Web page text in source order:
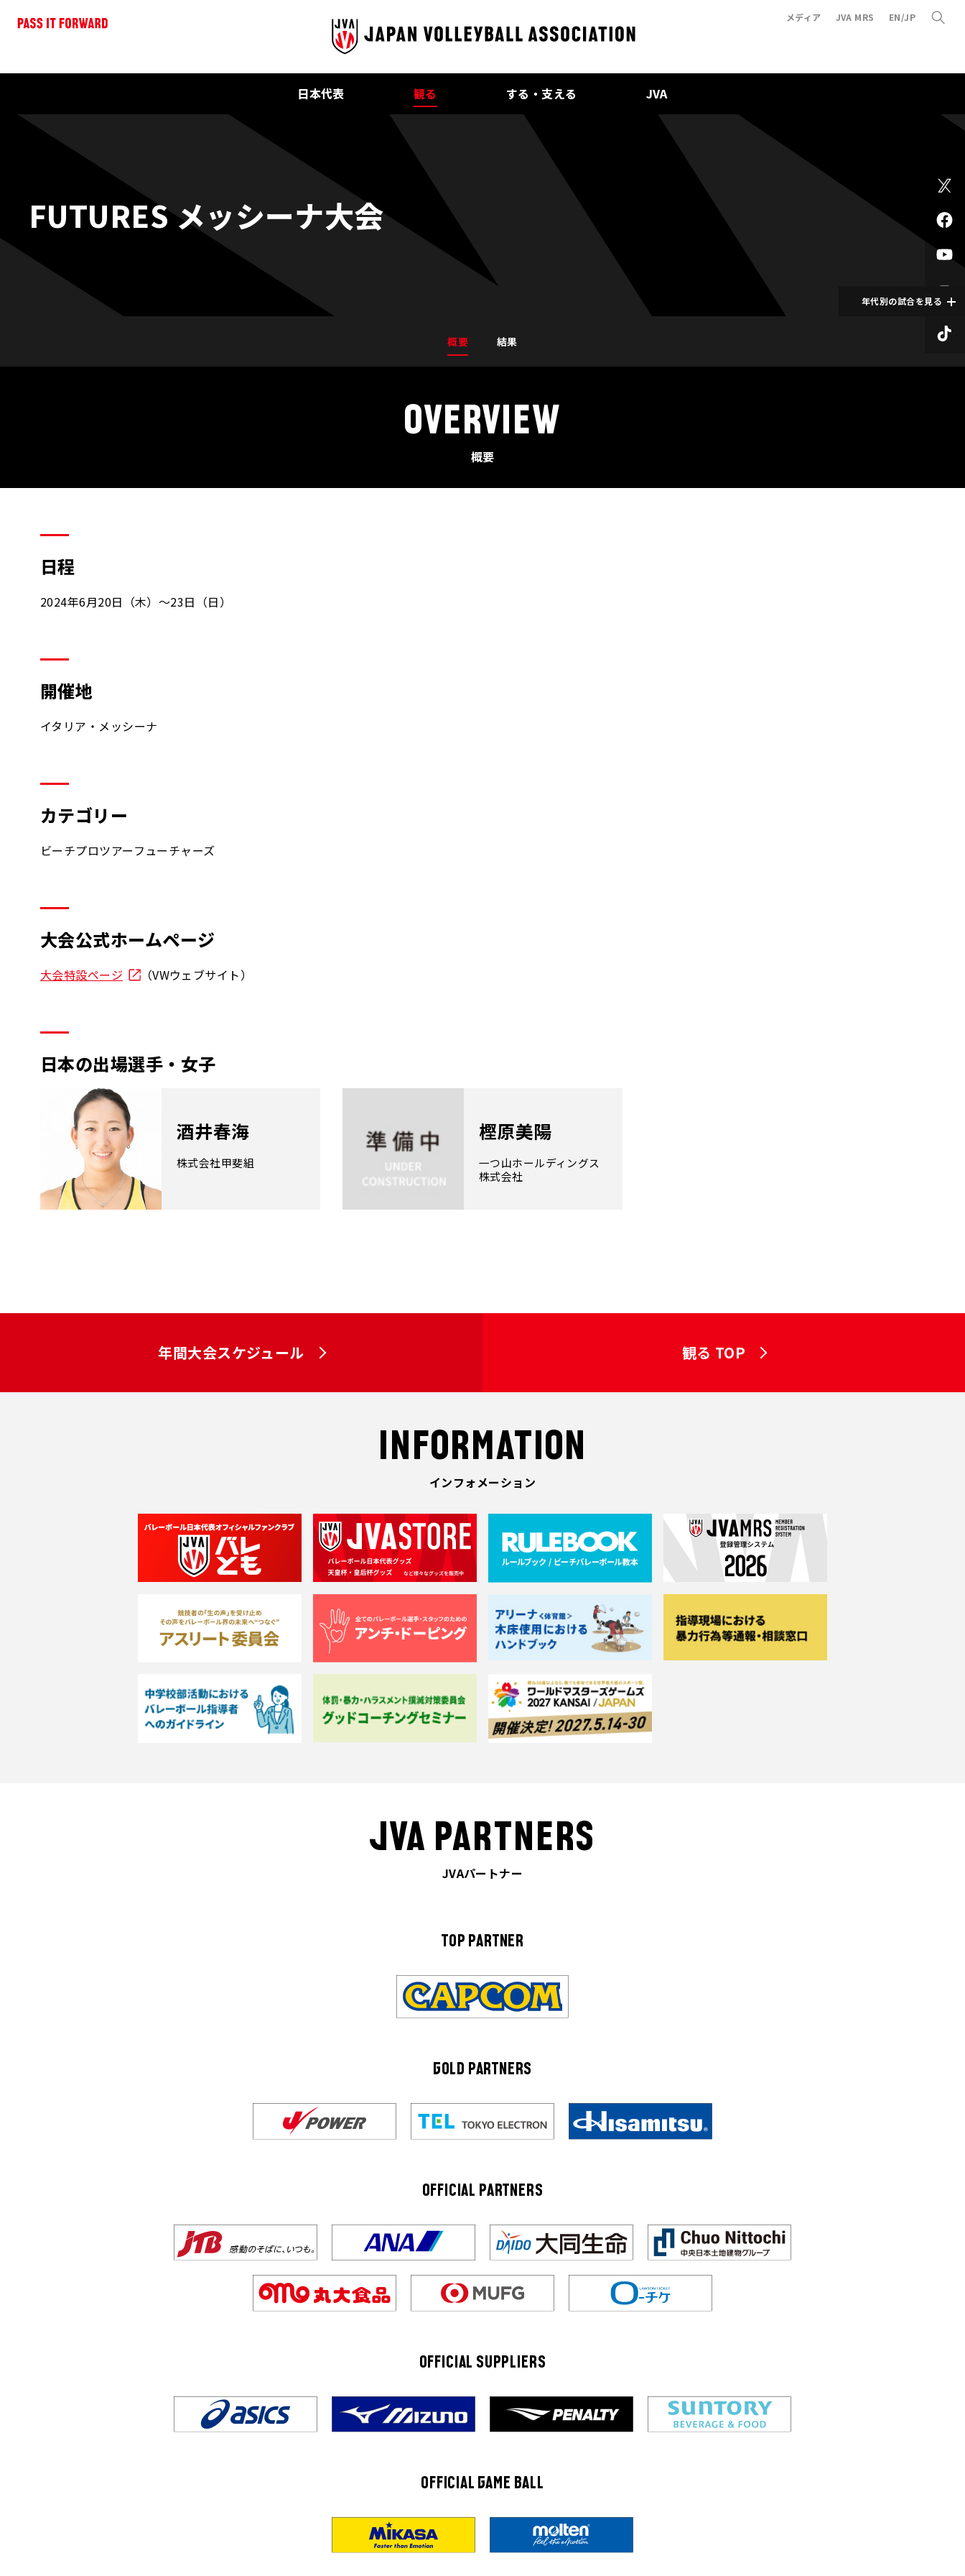
メディア JVA MRS EN/JP
日本代表 観る する・支える JVA
FUTURES メッシーナ大会
年代別の試合を見る
概要 結果
OVERVIEW
概要
日程
2024年6月20日（木）～23日（日）
開催地
イタリア・メッシーナ
カテゴリー
ビーチプロツアーフューチャーズ
大会公式ホームページ
大会特設ページ （VWウェブサイト）
日本の出場選手・女子
酒井春海
株式会社甲斐組
樫原美陽
一つ山ホールディングス
株式会社
年間大会スケジュール 観る TOP
INFORMATION
インフォメーション
JVA PARTNERS
JVAパートナー
TOP PARTNER
GOLD PARTNERS
OFFICIAL PARTNERS
OFFICIAL SUPPLIERS
OFFICIAL GAME BALL